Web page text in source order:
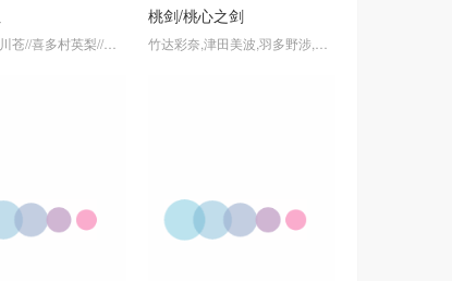
本渡枫//市川苍//喜多村英梨//高桥李依
桃剑/桃心之剑
竹达彩奈,津田美波,羽多野涉,森久保祥太郎